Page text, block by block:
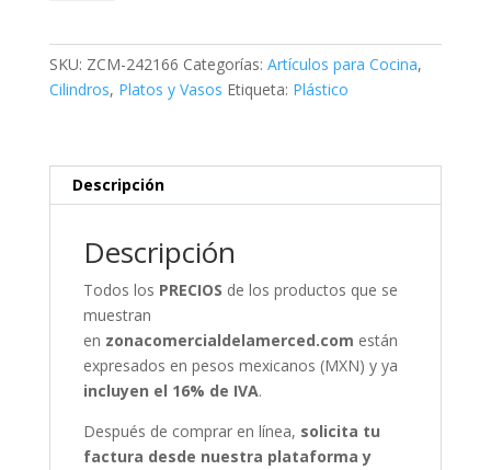
cantidad
SKU: ZCM-242166 Categorías: Artículos para Cocina,
Cilindros, Platos y Vasos Etiqueta: Plástico
Descripción
Descripción
Todos los PRECIOS de los productos que se
muestran
en zonacomercialdelamerced.com están
expresados en pesos mexicanos (MXN) y ya
incluyen el 16% de IVA.
Después de comprar en línea, solicita tu
factura desde nuestra plataforma y